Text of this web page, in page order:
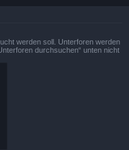
werden soll. Unterforen werden
durchsuchen“ unten nicht